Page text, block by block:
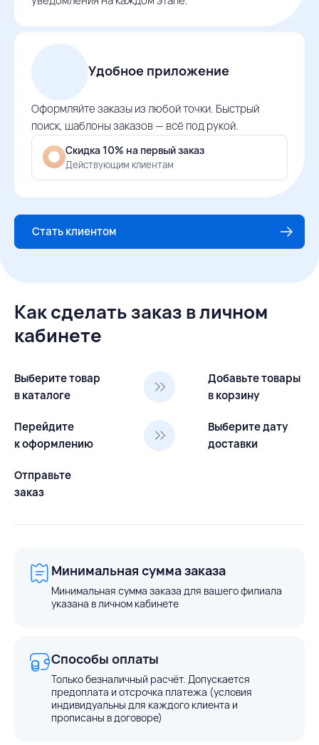
Удобное приложение
Оформляйте заказы из любой точки. Быстрый
поиск, шаблоны заказов — всё под рукой.
Скидка 10% на первый заказ
Действующим клиентам
Стать клиентом
Как сделать заказ в личном
кабинете
Выберите товар
в каталоге
Добавьте товары
в корзину
Перейдите
к оформлению
Выберите дату
доставки
Отправьте
заказ
Минимальная сумма заказа
Минимальная сумма заказа для вашего филиала
указана в личном кабинете
Способы оплаты
Только безналичный расчёт. Допускается
предоплата и отсрочка платежа (условия
индивидуальны для каждого клиента и
прописаны в договоре)